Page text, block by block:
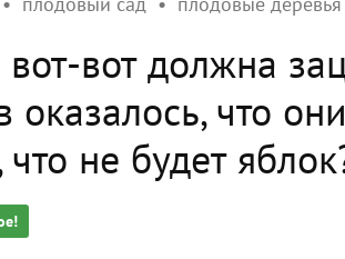
вот должна
оказалось, что
что не будет